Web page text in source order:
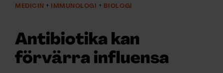
ÄMNEN
ARKIV & E-TIDNING
MEDICIN IMMUNOLOGI BIOLOGI
Antibiotika kan
förvärra influensa